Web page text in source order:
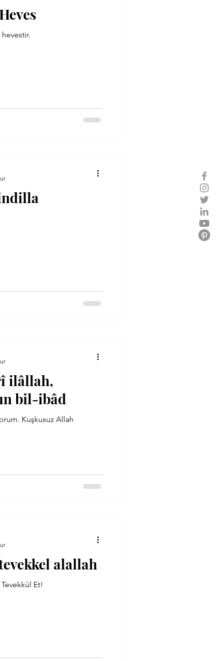
ilâllah,
bil-ibâd
Kuşkusuz Allah
alallah
Et!